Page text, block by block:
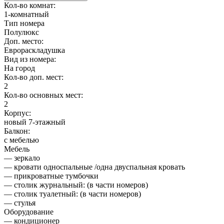
Кол-во комнат:
1-комнатный
Тип номера
Полулюкс
Доп. место:
Еврораскладушка
Вид из номера:
На город
Кол-во доп. мест:
2
Кол-во основных мест:
2
Корпус:
новый 7-этажный
Балкон:
с мебелью
Мебель
— зеркало
— кровати односпальные /одна двуспальная кровать
— прикроватные тумбочки
— столик журнальный: (в части номеров)
— столик туалетный: (в части номеров)
— стулья
Оборудование
— кондиционер